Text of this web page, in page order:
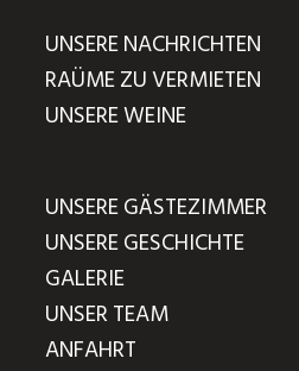
UNSERE NACHRICHTEN
RAÜME ZU VERMIETEN
UNSERE WEINE
UNSERE GÄSTEZIMMER
UNSERE GESCHICHTE
GALERIE
UNSER TEAM
ANFAHRT